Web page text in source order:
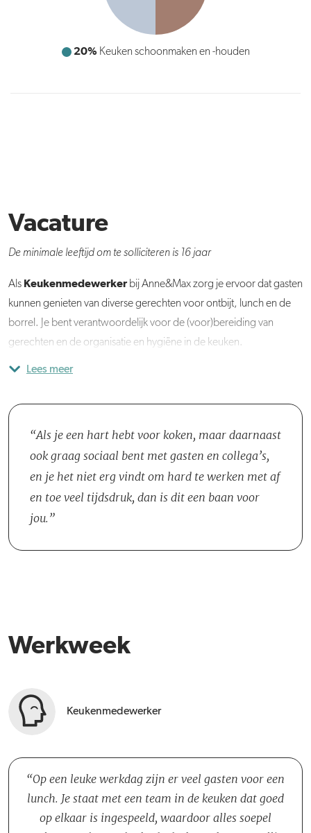
20% Keuken schoonmaken en -houden
Vacature
De minimale leeftijd om te solliciteren is 16 jaar
Als Keukenmedewerkerbij Anne&Max zorg je ervoor dat gasten
kunnen genieten van diverse gerechten voor ontbijt, lunch en de
borrel. Je bent verantwoordelijk voor de (voor)bereiding van
gerechten en de organisatie en hygiëne in de keuken.
Aan het begin van je shift ben je vooral bezig met voorbereidende
fruit. Dan hoef je - zodra de bestellingen binnenkomen - alleen de
borden netjes op te maken voordat je deze meegeeft aan de
bediening. Samen met je collega’s zorg je ervoor dat de gerechten
volgens de instructies uit het handboek worden geserveerd.
Je werkt in wisselende shifts. Bij de vroege shift ben je voornamelijk
latere shift zorg je dat je samen met je collega’s de keuken weer
netjes achterlaat voor de volgende dag.
Het keukenteam waarin je werkt, bestaat uit een Teamleider Keuken
Vermeld in je motivatie hoeveel dagen en op welke dagen je
Lees meer
Als je een hart hebt voor koken, maar daarnaast
ook graag sociaal bent met gasten en collega’s,
en je het niet erg vindt om hard te werken met af
en toe veel tijdsdruk, dan is dit een baan voor
jou.
Werkweek
Keukenmedewerker
Op een leuke werkdag zijn er veel gasten voor een
lunch. Je staat met een team in de keuken dat goed
op elkaar is ingespeeld, waardoor alles soepel